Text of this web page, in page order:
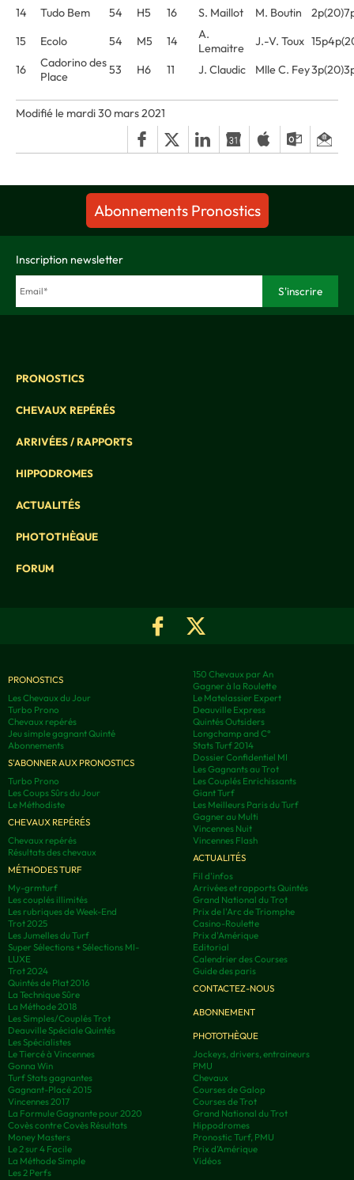
14
Tudo Bem 54 H5 16 S. Maillot M. Boutin
15
Ecolo 54 M5 14
A.
Lemaitre
J.-V. Toux
16
Cadorino des
Place
53 H6 11 J. Claudic Mlle C. Fey
Modifié le mardi 30 mars 2021
Abonnements Pronostics
Inscription newsletter
PRONOSTICS
CHEVAUX REPÉRÉS
ARRIVÉES / RAPPORTS
HIPPODROMES
ACTUALITÉS
PHOTOTHÈQUE
FORUM
PRONOSTICS
Les Chevaux du Jour
Turbo Prono
Chevaux repérés
Jeu simple gagnant Quinté
Abonnements
S'ABONNER AUX PRONOSTICS
Turbo Prono
Les Coups Sûrs du Jour
Le Méthodiste
CHEVAUX REPÉRÉS
Chevaux repérés
Résultats des chevaux
MÉTHODES TURF
My-grmturf
Les couplés illimités
Les rubriques de Week-End
Trot 2025
Les Jumelles du Turf
Super Sélections + Sélections MI-
LUXE
Trot 2024
Quintés de Plat 2016
La Technique Sûre
La Méthode 2018
Les Simples/Couplés Trot
Deauville Spéciale Quintés
Les Spécialistes
Le Tiercé à Vincennes
Gonna Win
Turf Stats gagnantes
Gagnant-Placé 2015
Vincennes 2017
La Formule Gagnante pour 2020
Covès contre Covès Résultats
Money Masters
Le 2 sur 4 Facile
La Méthode Simple
Les 2 Perfs
150 Chevaux par An
Gagner à la Roulette
Le Matelassier Expert
Deauville Express
Quintés Outsiders
Longchamp and C°
Stats Turf 2014
Dossier Confidentiel MI
Les Gagnants au Trot
Les Couplés Enrichissants
Giant Turf
Les Meilleurs Paris du Turf
Gagner au Multi
Vincennes Nuit
Vincennes Flash
ACTUALITÉS
Fil d'infos
Arrivées et rapports Quintés
Grand National du Trot
Prix de l'Arc de Triomphe
Casino-Roulette
Prix d'Amérique
Editorial
Calendrier des Courses
Guide des paris
CONTACTEZ-NOUS
ABONNEMENT
PHOTOTHÈQUE
Jockeys, drivers, entraineurs
PMU
Chevaux
Courses de Galop
Courses de Trot
Grand National du Trot
Hippodromes
Pronostic Turf, PMU
Prix d’Amérique
Vidéos